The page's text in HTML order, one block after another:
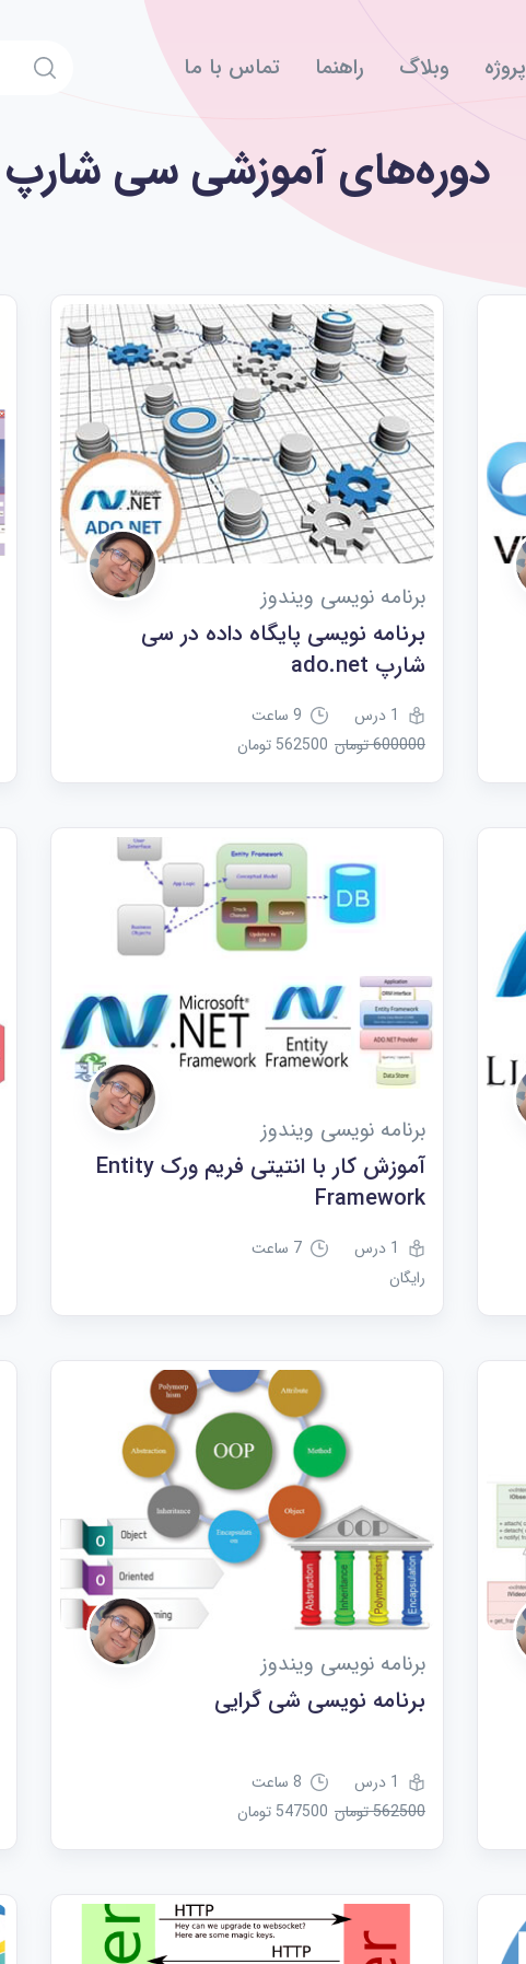
پروژه وبلاگ راهنما تماس با ما
دوره‌های آموزشی سی شارپ
برنامه نویسی ویندوز
برنامه نویسی پایگاه داده در سی
شارپ ado.net
1 درس
9 ساعت
600000 تومان
562500 تومان
برنامه نویسی ویندوز
آموزش کار با انتیتی فریم ورک Entity
Framework
1 درس
7 ساعت
رایگان
برنامه نویسی ویندوز
برنامه نویسی شی گرایی
1 درس
8 ساعت
562500 تومان
547500 تومان